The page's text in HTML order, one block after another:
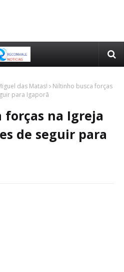
das Matas!
Niltinho busca forças
para Igaporã
na Igreja
de seguir para